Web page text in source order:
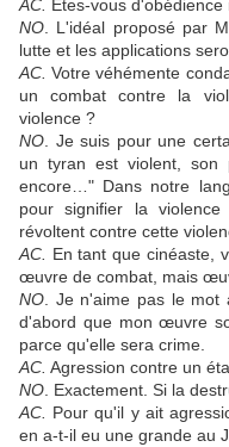
AC.
Êtes‑vous
NO . L'idéal proposé par
lutte et les applications
AC. Votre véhémente
un combat contre la
violence ?
NO . Je suis pour une
un tyran est violent,
encore…" Dans notre
pour signifier la
révoltent contre cette
AC.
En tant que cinéaste,
œuvre de combat, mais
NO . Je n'aime pas le
d'abord que mon œuvre
parce qu'elle sera crime.
AC. Agression contre un
NO . Exactement. Si la
AC.
Pour qu'il y ait
en a‑t‑il eu une grande au